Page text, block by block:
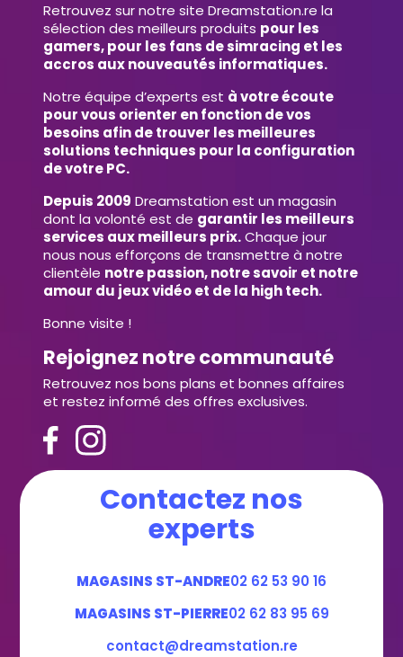
Retrouvez sur notre site Dreamstation.re la
sélection des meilleurs produits pour les
gamers, pour les fans de simracing et les
accros aux nouveautés informatiques.
Notre équipe d’experts est à votre écoute
pour vous orienter en fonction de vos
besoins afin de trouver les meilleures
solutions techniques pour la configuration
de votre PC.
Depuis 2009 Dreamstation est un magasin
dont la volonté est de garantir les meilleurs
services aux meilleurs prix.Chaque jour
nous nous efforçons de transmettre à notre
clientèle notre passion, notre savoir et notre
amour du jeux vidéo et de la high tech.
Bonne visite !
Rejoignez notre communauté
Retrouvez nos bons plans et bonnes affaires
et restez informé des offres exclusives.
Contactez nos
experts
MAGASINS ST-ANDRE02 62 53 90 16
MAGASINS ST-PIERRE02 62 83 95 69
contact@dreamstation.re